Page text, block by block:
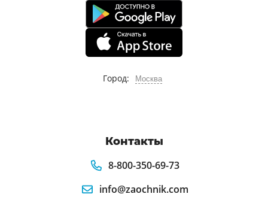
Город: Москва
Контакты
8-800-350-69-73
info@zaochnik.com